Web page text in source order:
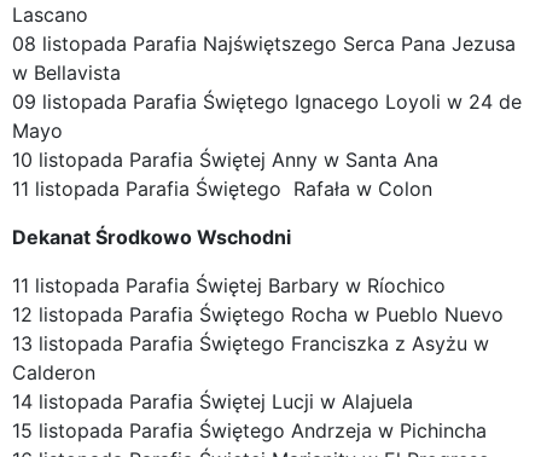
Lascano
08 listopada Parafia Najświętszego Serca Pana Jezusa
w Bellavista
09 listopada Parafia Świętego Ignacego Loyoli w 24 de
Mayo
10 listopada Parafia Świętej Anny w Santa Ana
11 listopada Parafia Świętego Rafała w Colon
Dekanat Środkowo Wschodni
11 listopada Parafia Świętej Barbary w Ríochico
12 listopada Parafia Świętego Rocha w Pueblo Nuevo
13 listopada Parafia Świętego Franciszka z Asyżu w
Calderon
14 listopada Parafia Świętej Lucji w Alajuela
15 listopada Parafia Świętego Andrzeja w Pichincha